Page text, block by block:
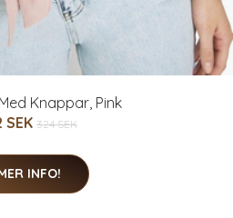
Knappar, Pink
SEK 324 SEK
INFO!